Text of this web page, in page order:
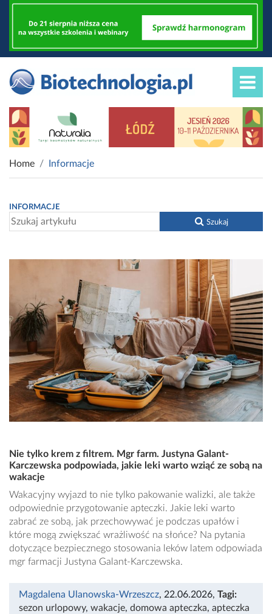
Home Informacje
INFORMACJE
Szukaj
Nie tylko krem z filtrem. Mgr farm. Justyna Galant-
Karczewska podpowiada, jakie leki warto wziąć ze sobą na
wakacje
Wakacyjny wyjazd to nie tylko pakowanie walizki, ale także
odpowiednie przygotowanie apteczki. Jakie leki warto
zabrać ze sobą, jak przechowywać je podczas upałów i
które mogą zwiększać wrażliwość na słońce? Na pytania
dotyczące bezpiecznego stosowania leków latem odpowiada
mgr farmacji Justyna Galant-Karczewska.
Magdalena Ulanowska-Wrzeszcz, 22.06.2026, Tagi:
sezon urlopowy, wakacje, domowa apteczka, apteczka